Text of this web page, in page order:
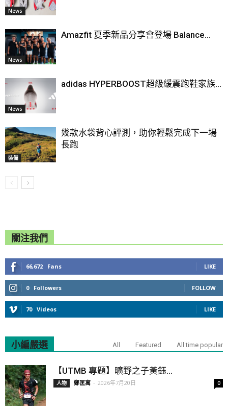
News
News
Amazfit 夏季新品分享會登場 Balance...
News
adidas HYPERBOOST超級緩震跑鞋家族...
裝備
幾款水袋背心評測，助你輕鬆完成下一場
長跑
關注我們
66,672 Fans LIKE
0 Followers FOLLOW
70 Videos LIKE
小編嚴選 All Featured All time popular
【UTMB 專題】曠野之子黃鈺...
人物 鄭匡寓 - 2026年7月20日 0